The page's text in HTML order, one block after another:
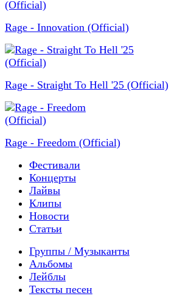
Rage - Innovation (Official)
Rage - Straight To Hell '25 (Official)
Rage - Freedom (Official)
Фестивали
Концерты
Лайвы
Клипы
Новости
Статьи
Группы / Музыканты
Альбомы
Лейблы
Тексты песен